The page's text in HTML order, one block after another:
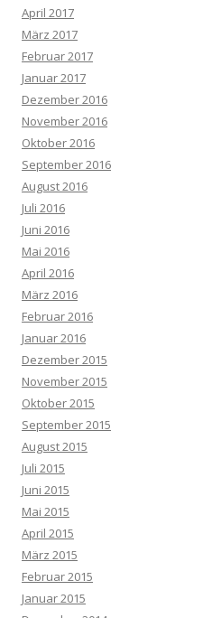
April 2017
März 2017
Februar 2017
Januar 2017
Dezember 2016
November 2016
Oktober 2016
September 2016
August 2016
Juli 2016
Juni 2016
Mai 2016
April 2016
März 2016
Februar 2016
Januar 2016
Dezember 2015
November 2015
Oktober 2015
September 2015
August 2015
Juli 2015
Juni 2015
Mai 2015
April 2015
März 2015
Februar 2015
Januar 2015